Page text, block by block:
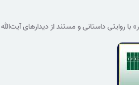
روایتی داستانی و مستند از دیدارهای آیت‌الله
و خاطرات شهدای مسیحی ایران و جلوه‌هایی از
را بازگو می‌کند.